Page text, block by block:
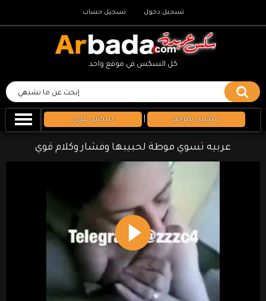
تسجيل حساب تسجيل دخول
كل السكس في موقع واحد
سكس عربي سكس مترجم
عربيه تسوي موطة لحبيبها وفشار وكلام قوي